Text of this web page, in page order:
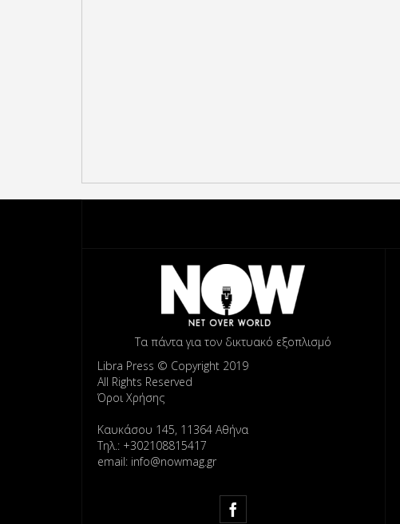
Τα πάντα για τον δικτυακό εξοπλισμό
Libra Press © Copyright 2019
All Rights Reserved
Όροι Χρήσης
Καυκάσου 145, 11364 Αθήνα
Τηλ.: +302108815417
email: info@nowmag.gr